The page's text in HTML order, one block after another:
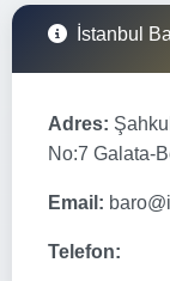
İstanbul
Adres:
No:7 Galata-
Email:
Telefon: